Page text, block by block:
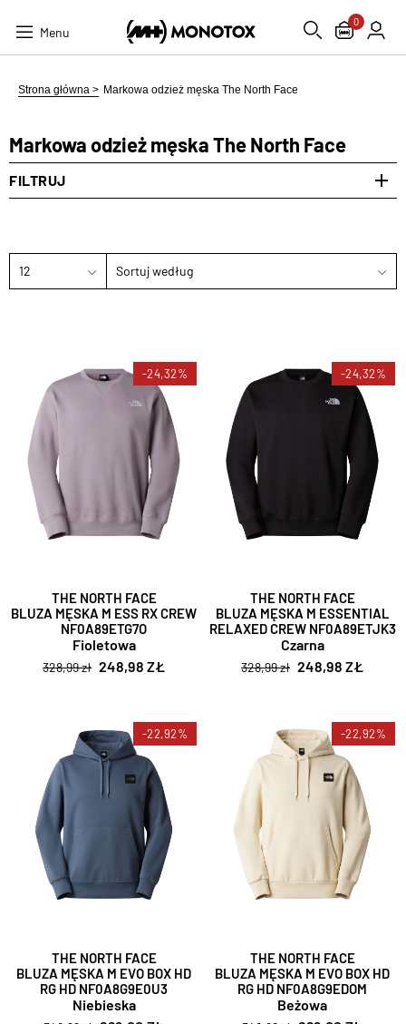
Menu
0
Strona główna > Markowa odzież męska The North Face
Markowa odzież męska The North Face
FILTRUJ
12 Sortuj według
-24,32%
THE NORTH FACE
BLUZA MĘSKA M ESS RX CREW
NF0A89ETG7O
Fioletowa
328,99 zł 248,98 ZŁ
-24,32%
THE NORTH FACE
BLUZA MĘSKA M ESSENTIAL
RELAXED CREW NF0A89ETJK3
Czarna
328,99 zł 248,98 ZŁ
-22,92%
THE NORTH FACE
BLUZA MĘSKA M EVO BOX HD
RG HD NF0A8G9E0U3
Niebieska
-22,92%
THE NORTH FACE
BLUZA MĘSKA M EVO BOX HD
RG HD NF0A8G9EDOM
Beżowa